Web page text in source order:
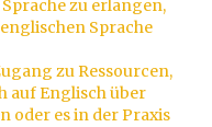
zu erlangen,
Sprache
zu Ressourcen,
auf Englisch über
oder es in der Praxis